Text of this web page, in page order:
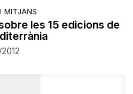
MITJANS
les 15 edicions de